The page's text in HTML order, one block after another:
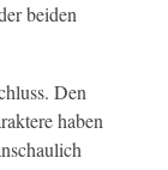
beiden
Den
haben